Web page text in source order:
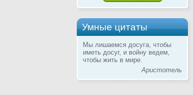
Умные цитаты
Мы лишаемся досуга, чтобы
иметь досуг, и войну ведем,
чтобы жить в мире.
Аристотель